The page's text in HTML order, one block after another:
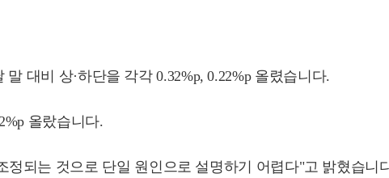
대비 상·하단을 각각 0.32%p, 0.22%p 올렸습니다.
올랐습니다.
되는 것으로 단일 원인으로 설명하기 어렵다"고 밝혔습니